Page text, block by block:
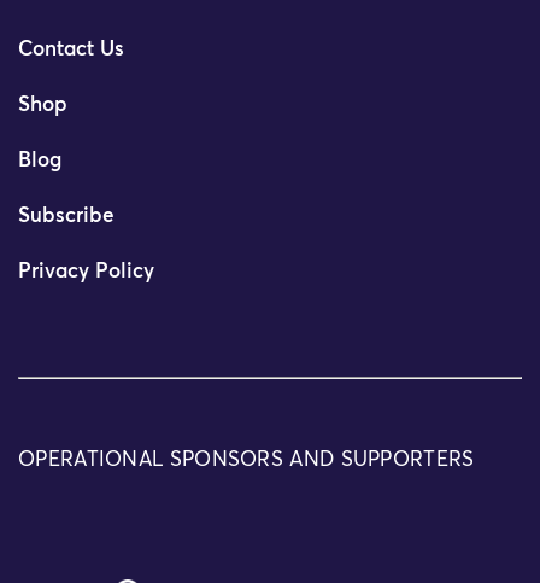
Contact Us
Shop
Blog
Subscribe
Privacy Policy
OPERATIONAL SPONSORS AND SUPPORTERS